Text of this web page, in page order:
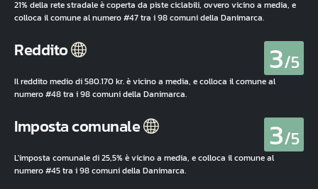
21% della rete stradale è coperta da piste ciclabili, ovvero vicino a media, e
colloca il comune al numero #47 tra i 98 comuni della Danimarca.
Reddito 3/5
Il reddito medio di 580.170 kr. è vicino a media, e colloca il comune al
numero #48 tra i 98 comuni della Danimarca.
Imposta comunale 3/5
L'imposta comunale di 25,5% è vicino a media, e colloca il comune al
numero #45 tra i 98 comuni della Danimarca.